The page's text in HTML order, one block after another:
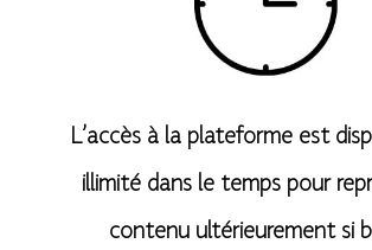
L’accès à la plateforme est
illimité dans le temps pour
contenu ultérieurement si